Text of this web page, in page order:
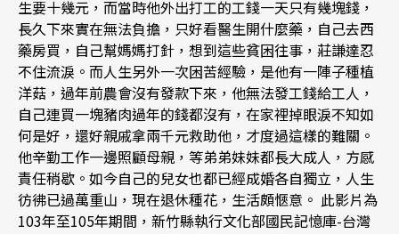
生要十幾元，而當時他外出打工的工錢一天只有幾塊錢，
長久下來實在無法負擔，只好看醫生開什麼藥，自己去西
藥房買，自己幫媽媽打針，想到這些貧困往事，莊謙達忍
不住流淚。而人生另外一次困苦經驗，是他有一陣子種植
洋菇，過年前農會沒有發款下來，他無法發工錢給工人，
自己連買一塊豬肉過年的錢都沒有，在家裡掉眼淚不知如
何是好，還好親戚拿兩千元救助他，才度過這樣的難關。
他辛勤工作一邊照顧母親，等弟弟妹妹都長大成人，方感
責任稍歇。如今自己的兒女也都已經成婚各自獨立，人生
彷彿已過萬重山，現在退休種花，生活頗愜意。 此影片為
103年至105年期間，新竹縣執行文化部國民記憶庫-台灣